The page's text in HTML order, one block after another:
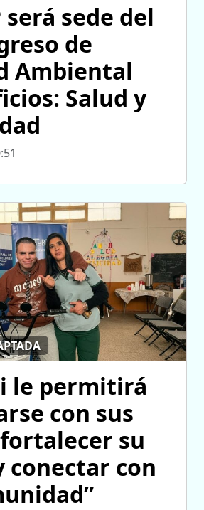
será sede del
de
Ambiental
Salud y
le permitirá
con sus
su
conectar con